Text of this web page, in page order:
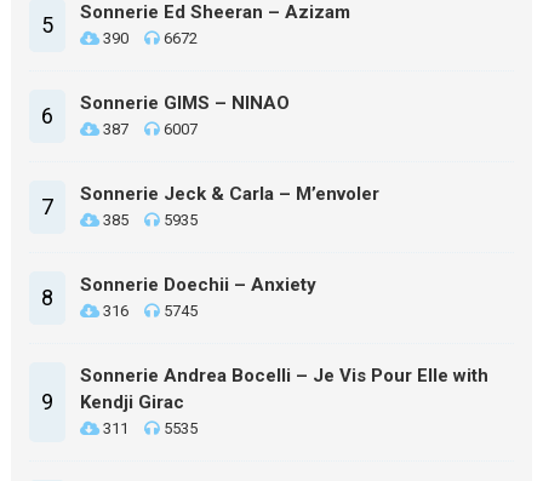
5 Sonnerie Ed Sheeran – Azizam
390 6672
6 Sonnerie GIMS – NINAO
387 6007
7 Sonnerie Jeck & Carla – M’envoler
385 5935
8 Sonnerie Doechii – Anxiety
316 5745
9
Sonnerie Andrea Bocelli – Je Vis Pour Elle with
Kendji Girac
311 5535